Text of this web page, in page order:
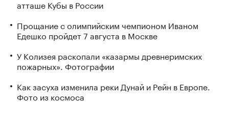
атташе Кубы в России
Прощание с олимпийским чемпионом Иваном
Едешко пройдет 7 августа в Москве
У Колизея раскопали «казармы древнеримских
пожарных». Фотографии
Как засуха изменила реки Дунай и Рейн в Европе.
Фото из космоса